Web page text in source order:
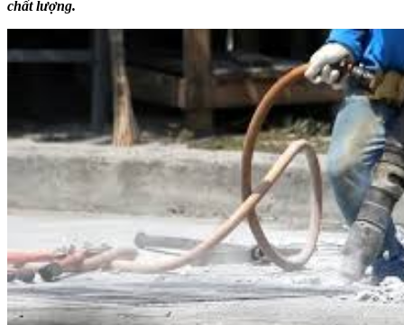
chất lượng.